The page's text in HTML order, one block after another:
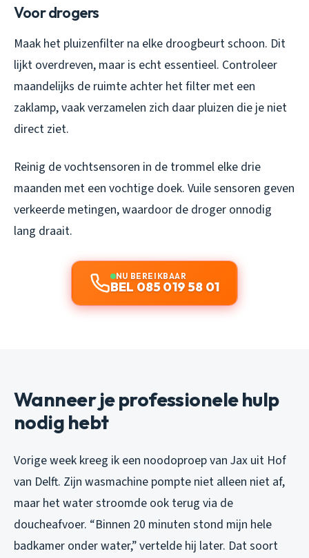
Voor drogers
Maak het pluizenfilter na elke droogbeurt schoon. Dit
lijkt overdreven, maar is echt essentieel. Controleer
maandelijks de ruimte achter het filter met een
zaklamp, vaak verzamelen zich daar pluizen die je niet
direct ziet.
Reinig de vochtsensoren in de trommel elke drie
maanden met een vochtige doek. Vuile sensoren geven
verkeerde metingen, waardoor de droger onnodig
lang draait.
NU BEREIKBAAR
BEL 085 019 58 01
Wanneer je professionele hulp
nodig hebt
Vorige week kreeg ik een noodoproep van Jax uit Hof
van Delft. Zijn wasmachine pompte niet alleen niet af,
maar het water stroomde ook terug via de
doucheafvoer. “Binnen 20 minuten stond mijn hele
badkamer onder water,” vertelde hij later. Dat soort